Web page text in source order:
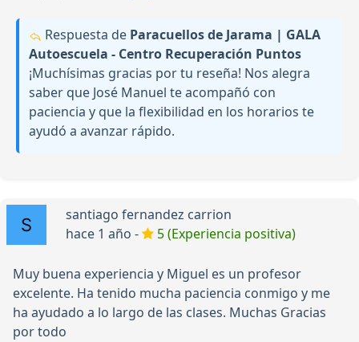
Respuesta de Paracuellos de Jarama | GALA
Autoescuela - Centro Recuperación Puntos
¡Muchísimas gracias por tu reseña! Nos alegra
saber que José Manuel te acompañó con
paciencia y que la flexibilidad en los horarios te
ayudó a avanzar rápido.
santiago fernandez carrion
hace 1 año -
5 (Experiencia positiva)
Muy buena experiencia y Miguel es un profesor
excelente. Ha tenido mucha paciencia conmigo y me
ha ayudado a lo largo de las clases. Muchas Gracias
por todo